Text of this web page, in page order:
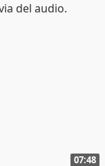
07:48